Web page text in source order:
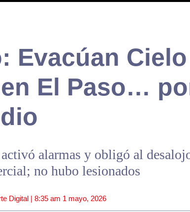
Evacúan Cielo
El Paso…
alarmas y obligó al
no hubo lesionados
Digital | 8:35 am 1 mayo, 2026